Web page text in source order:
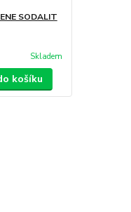
SODALIT
Skladem
košíku